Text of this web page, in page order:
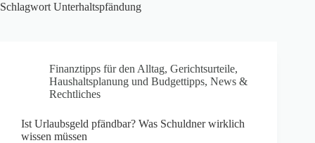
Schlagwort Unterhaltspfändung
Finanztipps für den Alltag, Gerichtsurteile,
Haushaltsplanung und Budgettipps, News &
Rechtliches
Ist Urlaubsgeld pfändbar? Was Schuldner wirklich
wissen müssen